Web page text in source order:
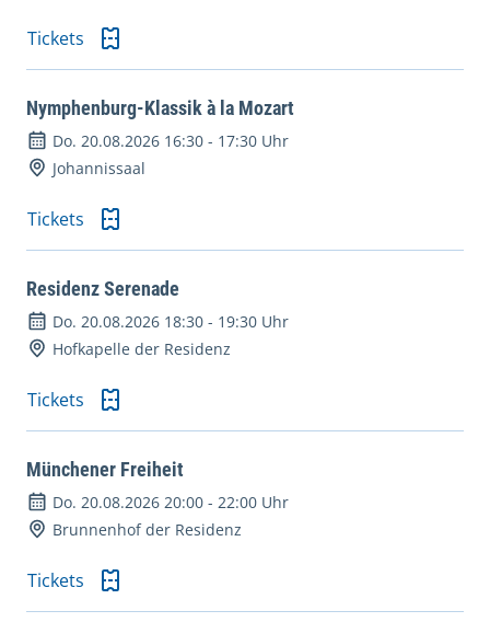
Tickets
Nymphenburg-Klassik à la Mozart
Do. 20.08.2026 16:30 - 17:30 Uhr
Johannissaal
Tickets
Residenz Serenade
Do. 20.08.2026 18:30 - 19:30 Uhr
Hofkapelle der Residenz
Tickets
Münchener Freiheit
Do. 20.08.2026 20:00 - 22:00 Uhr
Brunnenhof der Residenz
Tickets